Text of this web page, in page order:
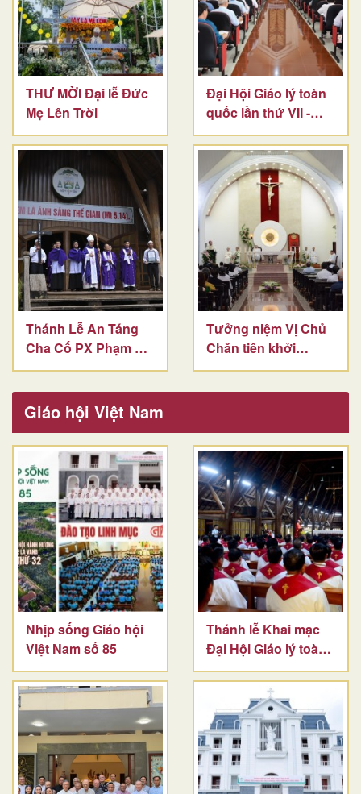
THƯ MỜI Đại lễ Đức
Mẹ Lên Trời
Đại Hội Giáo lý toàn
quốc lần thứ VII -
Ngày thứ 2
Thánh Lễ An Táng
Cha Cố PX Phạm Bá
Lễ
Tưởng niệm Vị Chủ
Chăn tiên khởi
GP.BMT
Giáo hội Việt Nam
Nhịp sống Giáo hội
Việt Nam số 85
Thánh lễ Khai mạc
Đại Hội Giáo lý toàn
quốc